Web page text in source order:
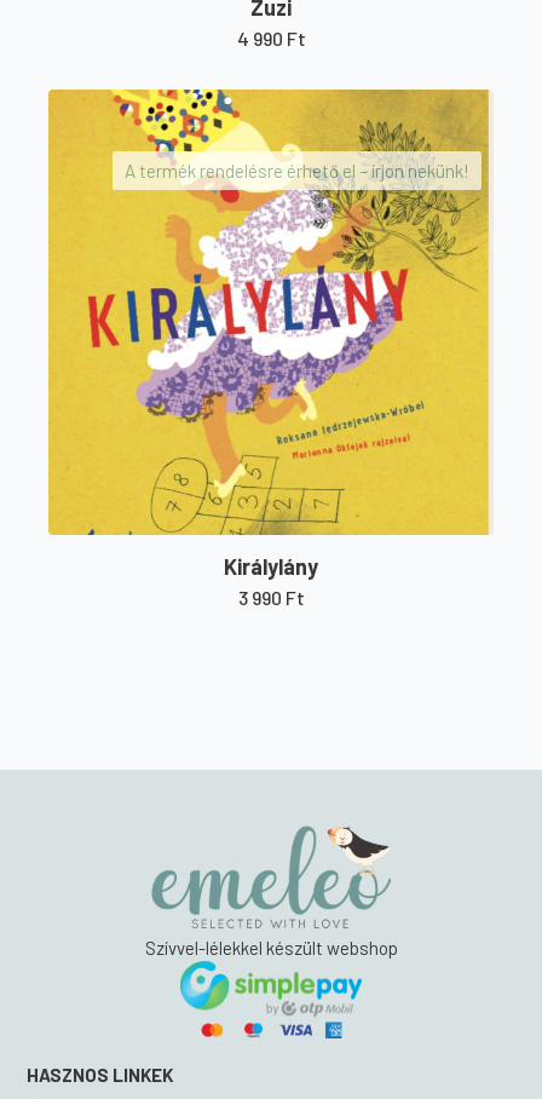
Zuzi
4 990 Ft
A termék rendelésre érhető el – írjon nekünk!
Királylány
3 990 Ft
Szívvel-lélekkel készült webshop
HASZNOS LINKEK